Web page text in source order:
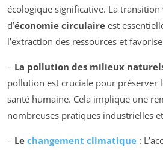
écologique significative. La
d’économie circulaire est
l’extraction des ressources et
– La pollution des milieux
pollution est cruciale pour préserver
santé humaine. Cela implique une
nombreuses pratiques industrielles
– Le changement climatique :